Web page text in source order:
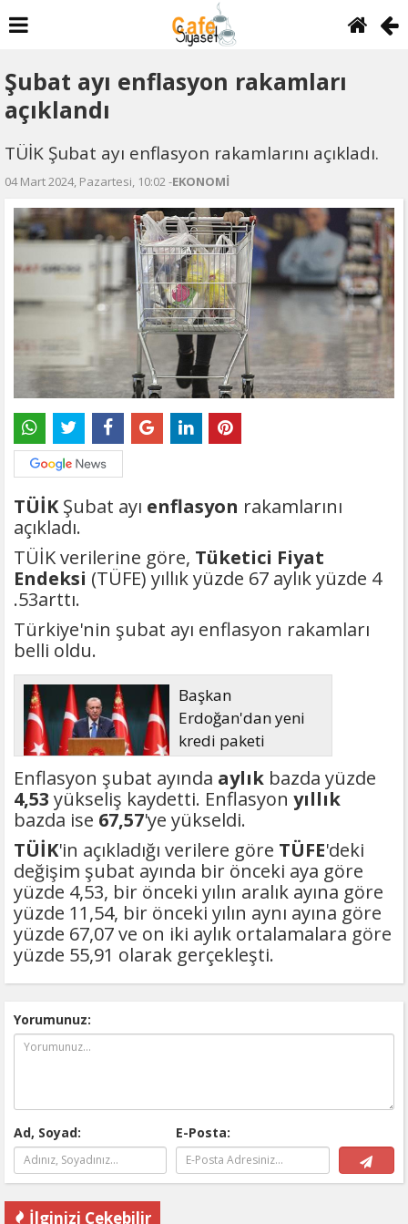
Şubat ayı enflasyon rakamları
açıklandı
TÜİK Şubat ayı enflasyon rakamlarını açıkladı.
04 Mart 2024, Pazartesi, 10:02 -EKONOMİ
TÜİKŞubat ayı enflasyon rakamlarını
açıkladı.
TÜİK verilerine göre, Tüketici Fiyat
Endeksi (TÜFE) yıllık yüzde 67 aylık yüzde 4
.53arttı.
Türkiye'nin şubat ayı enflasyon rakamları
belli oldu.
Başkan
Erdoğan'dan yeni
kredi paketi
müjdesi: 6 ay geri
ödemesiz, 36 ay vadeli
Enflasyon şubat ayında aylık bazda yüzde
4,53 yükseliş kaydetti. Enflasyon yıllık
bazda ise 67,57'ye yükseldi.
TÜİK'in açıkladığı verilere göre TÜFE'deki
değişim şubat ayında bir önceki aya göre
yüzde 4,53, bir önceki yılın aralık ayına göre
yüzde 11,54, bir önceki yılın aynı ayına göre
yüzde 67,07 ve on iki aylık ortalamalara göre
yüzde 55,91 olarak gerçekleşti.
Yorumunuz:
Ad, Soyad: E-Posta:
İlginizi Çekebilir